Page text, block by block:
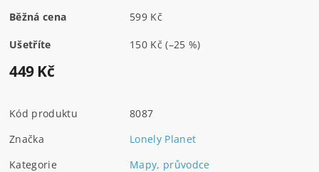
Běžná cena 599 Kč
Ušetříte 150 Kč(–25 %)
449 Kč
Kód produktu
8087
Značka
Lonely Planet
Kategorie
Mapy, průvodce